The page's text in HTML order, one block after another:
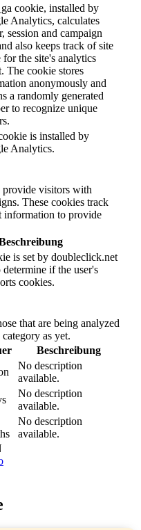
cookie, installed by
Analytics, calculates
session and campaign
also keeps track of site
for the site's analytics
The cookie stores
anonymously and
a randomly generated
to recognize unique
is installed by
Analytics.
provide visitors with
These cookies track
information to provide
is set by doubleclick.net
determine if the user's
cookies.
that are being analyzed
as yet.
Beschreibung
No description
available.
No description
available.
No description
available.